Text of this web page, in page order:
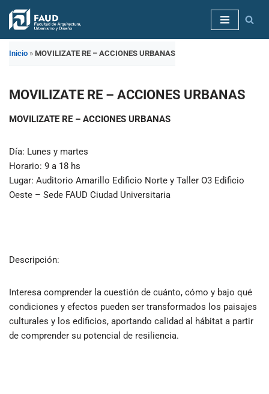
Saltar
Inicio » MOVILIZATE RE – ACCIONES URBANAS
MOVILIZATE RE – ACCIONES URBANAS
MOVILIZATE RE – ACCIONES URBANAS
Día: Lunes y martes
Horario: 9 a 18 hs
Lugar: Auditorio Amarillo Edificio Norte y Taller O3 Edificio
Oeste – Sede FAUD Ciudad Universitaria
Descripción:
Interesa comprender la cuestión de cuánto, cómo y bajo qué
condiciones y efectos pueden ser transformados los paisajes
culturales y los edificios, aportando calidad al hábitat a partir
de comprender su potencial de resiliencia.